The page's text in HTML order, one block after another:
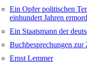
Ein Opfer politischen
einhundert Jahren
Ein Staatsmann der
Buchbesprechungen zur
Ernst Lemmer